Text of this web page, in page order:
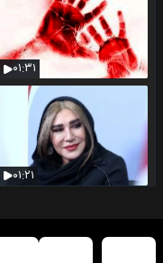
۰۱:۳۱
۰۱:۲۱